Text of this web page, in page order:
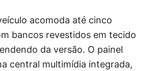
acomoda até cinco
bancos revestidos em tecido
da versão. O painel
central multimídia integrada,